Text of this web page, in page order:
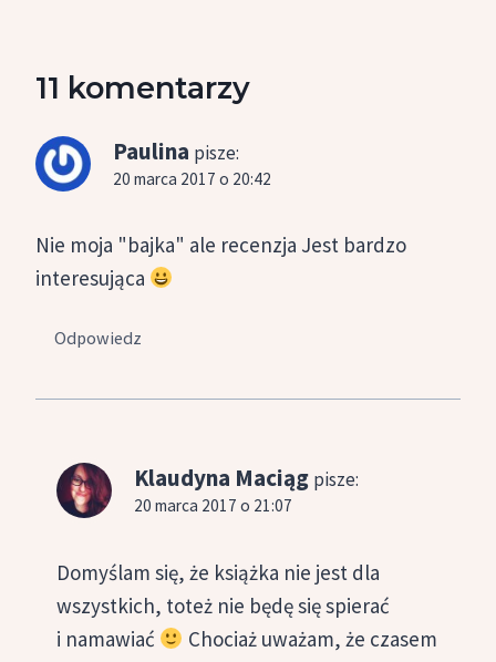
11 komentarzy
Paulina pisze:
20 marca 2017 o 20:42
Nie moja "bajka" ale recenzja Jest bardzo
interesująca
Odpowiedz
Klaudyna Maciąg pisze:
20 marca 2017 o 21:07
Domyślam się, że książka nie jest dla
wszystkich, toteż nie będę się spierać
i namawiać
Chociaż uważam, że czasem